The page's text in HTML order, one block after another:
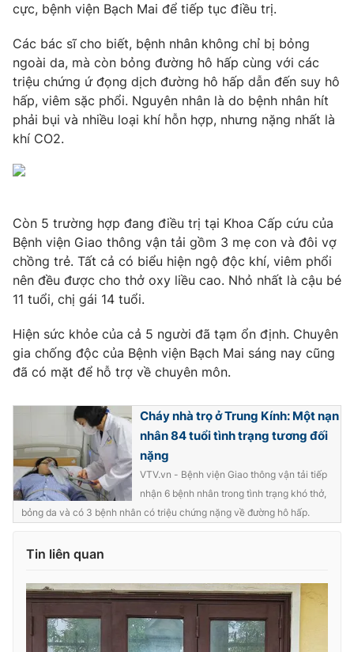
Video Shorts video
VTV Money VTV Thể thao
VTV Sức khoẻ Bất động sản
VTV9 VTV8
Liên hệ tòa soạn English
THỜI BÁO VTV
Theo dõi báo trên
Cơ quan chủ quản: Đài Truyền hình Việt Nam
Cơ quan báo chí:Thời báo VTV
cấp ngày 29/12/2023
Phó Tổng Biên tập:Nguyễn Thị Mỹ Hạnh, Phạm Quốc Thắng,
Nguyễn Trọng Ninh
Tổng đài VTV: 024.38 355 931 - 024.38 355 932
cực, bệnh viện Bạch Mai để tiếp tục điều trị.
Các bác sĩ cho biết, bệnh nhân không chỉ bị bỏng
ngoài da, mà còn bỏng đường hô hấp cùng với các
triệu chứng ứ đọng dịch đường hô hấp dẫn đến suy hô
hấp, viêm sặc phổi. Nguyên nhân là do bệnh nhân hít
phải bụi và nhiều loại khí hỗn hợp, nhưng nặng nhất là
khí CO2.
Còn 5 trường hợp đang điều trị tại Khoa Cấp cứu của
Bệnh viện Giao thông vận tải gồm 3 mẹ con và đôi vợ
chồng trẻ. Tất cả có biểu hiện ngộ độc khí, viêm phổi
nên đều được cho thở oxy liều cao. Nhỏ nhất là cậu bé
11 tuổi, chị gái 14 tuổi.
Hiện sức khỏe của cả 5 người đã tạm ổn định. Chuyên
gia chống độc của Bệnh viện Bạch Mai sáng nay cũng
đã có mặt để hỗ trợ về chuyên môn.
Cháy nhà trọ ở Trung Kính: Một nạn
nhân 84 tuổi tình trạng tương đối
nặng
VTV.vn - Bệnh viện Giao thông vận tải tiếp
nhận 6 bệnh nhân trong tình trạng khó thở,
bỏng da và có 3 bệnh nhân có triệu chứng nặng về đường hô hấp.
Tin liên quan